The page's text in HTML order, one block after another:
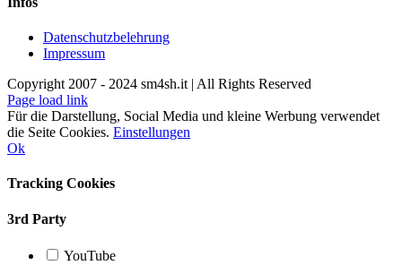
Datenschutzbelehrung
Impressum
Copyright 2007 - 2024 sm4sh.it | All Rights Reserved
Page load link
Für die Darstellung, Social Media und kleine Werbung verwendet
die Seite Cookies. Einstellungen
Ok
Tracking Cookies
3rd Party
YouTube